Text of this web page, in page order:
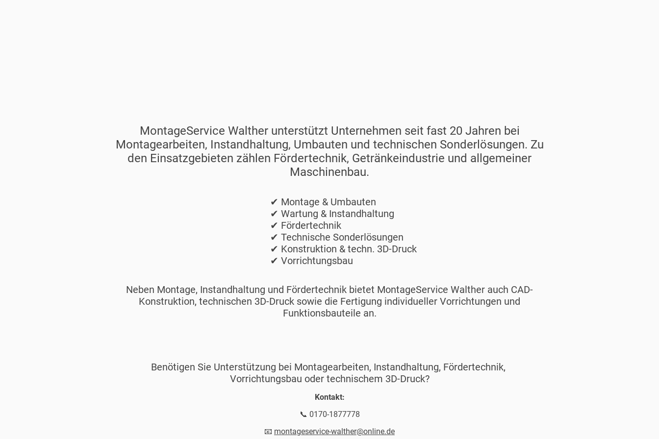
MontageService Walther unterstützt Unternehmen seit fast 20 Jahren bei
Montagearbeiten, Instandhaltung, Umbauten und technischen Sonderlösungen. Zu
den Einsatzgebieten zählen Fördertechnik, Getränkeindustrie und allgemeiner
Maschinenbau.
✔ Montage & Umbauten
✔ Wartung & Instandhaltung
✔ Fördertechnik
✔ Technische Sonderlösungen
✔ Konstruktion & techn. 3D-Druck
✔ Vorrichtungsbau
Neben Montage, Instandhaltung und Fördertechnik bietet MontageService Walther auch CAD-
Konstruktion, technischen 3D-Druck sowie die Fertigung individueller Vorrichtungen und
Funktionsbauteile an.
Benötigen Sie Unterstützung bei Montagearbeiten, Instandhaltung, Fördertechnik,
Vorrichtungsbau oder technischem 3D-Druck?
Kontakt:
📞 0170-1877778
📧 montageservice-walther@online.de